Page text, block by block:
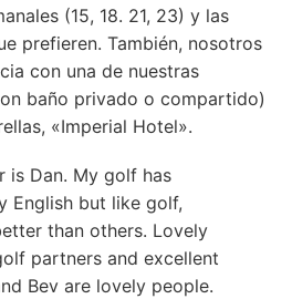
(15, 18. 21, 23) y las
prefieren. También, nosotros
con una de nuestras
baño privado o compartido)
«Imperial Hotel».
is Dan. My golf has
English but like golf,
than others. Lovely
partners and excellent
Bev are lovely people.